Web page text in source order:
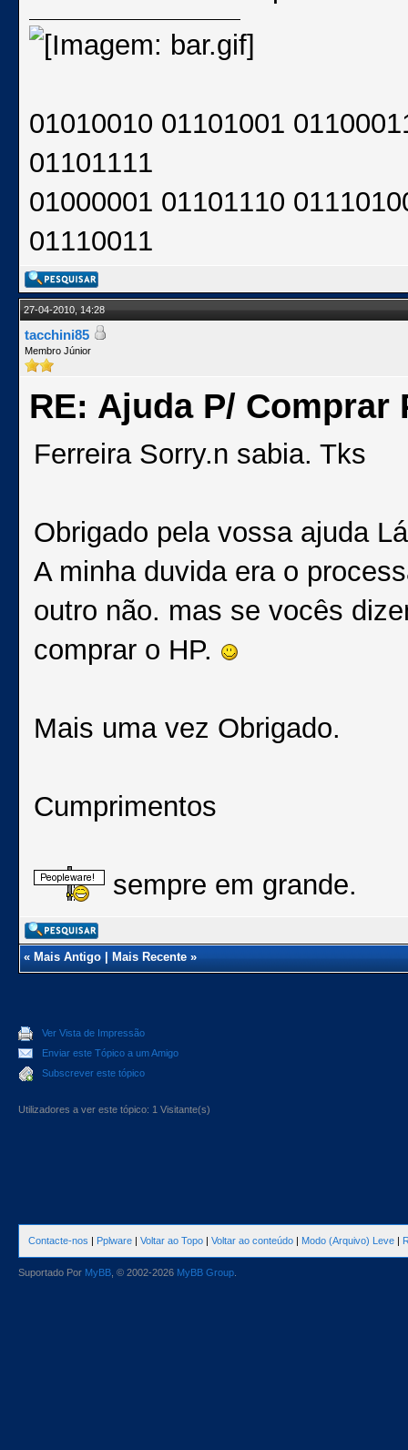
01010010 01101001
01101111
01000001 01101110
01110011
27-04-2010, 14:28
tacchini85
Membro Júnior
RE: Ajuda P/ Comprar
Ferreira Sorry.n sabia. Tks
Obrigado pela vossa ajuda
A minha duvida era o
outro não. mas se vocês
comprar o HP.
Mais uma vez Obrigado.
Cumprimentos
sempre em grande.
«Mais Antigo|Mais Recente»
Ver Vista de Impressão
Enviar este Tópico a um Amigo
Subscrever este tópico
Utilizadores a ver este tópico: 1 Visitante(s)
Contacte-nos | Pplware | Voltar ao Topo | Voltar ao conteúdo | Modo (Arquivo) Leve |
Suportado Por MyBB , © 2002-2026 MyBB Group